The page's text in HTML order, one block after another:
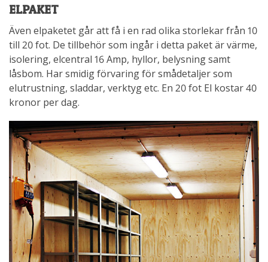
ELPAKET
Även elpaketet går att få i en rad olika storlekar från 10
till 20 fot. De tillbehör som ingår i detta paket är värme,
isolering, elcentral 16 Amp, hyllor, belysning samt
låsbom. Har smidig förvaring för smådetaljer som
elutrustning, sladdar, verktyg etc. En 20 fot El kostar 40
kronor per dag.